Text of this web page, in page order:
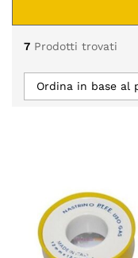
7 Prodotti trovati
Ordina in base al